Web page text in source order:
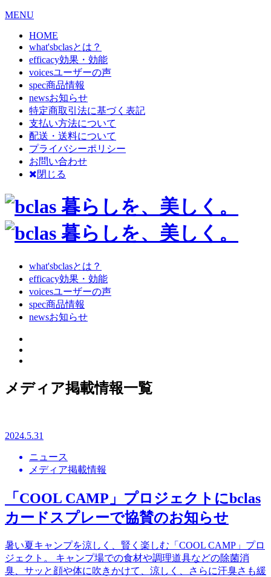
MENU
HOME
what'sbclasとは？
efficacy効果・効能
voicesユーザーの声
spec商品情報
newsお知らせ
特定商取引法に基づく表記
支払い方法について
配送・送料について
プライバシーポリシー
お問い合わせ
閉じる
what'sbclasとは？
efficacy効果・効能
voicesユーザーの声
spec商品情報
newsお知らせ
メディア掲載情報一覧
2024.5.31
ニュース
メディア掲載情報
「COOL CAMP」プロジェクトにbclas
カードスプレーで協賛のお知らせ
暑い夏キャンプを涼しく、賢く楽しむ「COOL CAMP」プロ
ジェクト。 キャンプ場での食材や調理道具などの除菌消
臭、サッと顔や体に吹きかけて、涼しく、さらに汗臭さも緩